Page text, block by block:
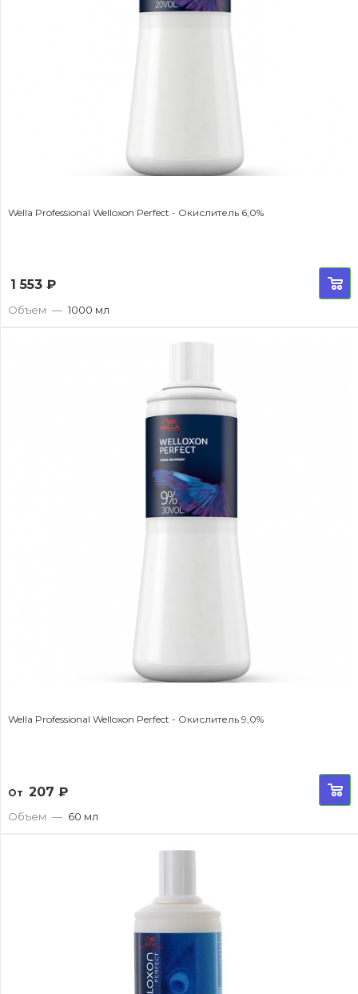
Wella Professional Welloxon Perfect - Окислитель 6,0%
1 553 ₽
Объем — 1000 мл
Wella Professional Welloxon Perfect - Окислитель 9,0%
От 207 ₽
Объем — 60 мл